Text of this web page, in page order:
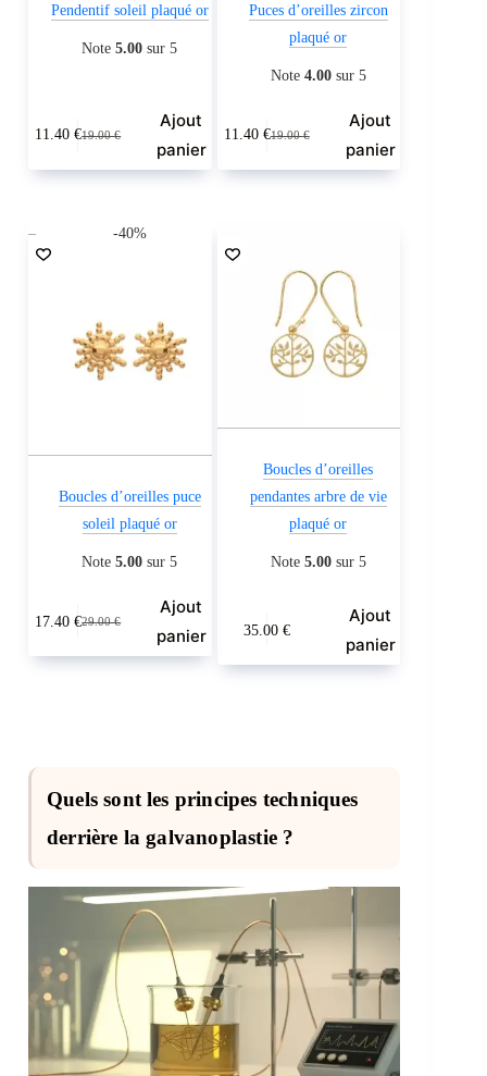
produit
produit
Pendentif soleil plaqué or
Note5.00 sur 5
19.00€
prix
11.40€
prix
Ajout
panier
Puces d’oreilles zircon
plaqué or
Note 4.00sur 5
19.00€
prix
11.40 €
prix
Ajout
panier
-40%
Boucles d’oreilles puce
soleil plaqué or
Note5.00 sur 5
29.00€
prix
17.40€
prix
Ajout
panier
Boucles d’oreilles
pendantes arbre de vie
plaqué or
Note 5.00sur 5
35.00 €
Ajout
panier
Quels sont les principes techniques
derrière la galvanoplastie ?